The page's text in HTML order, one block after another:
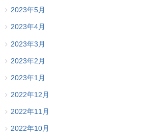
2023年5月
2023年4月
2023年3月
2023年2月
2023年1月
2022年12月
2022年11月
2022年10月